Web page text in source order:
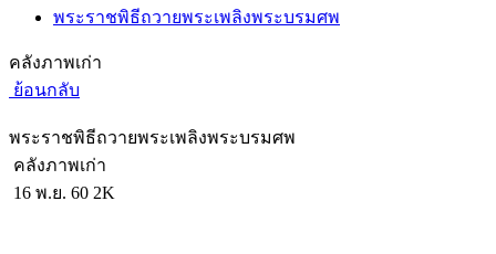
พระราชพิธีถวายพระเพลิงพระบรมศพ
คลังภาพเก่า
ย้อนกลับ
พระราชพิธีถวายพระเพลิงพระบรมศพ
คลังภาพเก่า
16 พ.ย. 60 2K